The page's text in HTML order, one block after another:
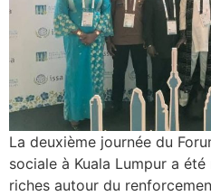
La deuxième journée du
sociale à Kuala Lumpur a
riches autour du